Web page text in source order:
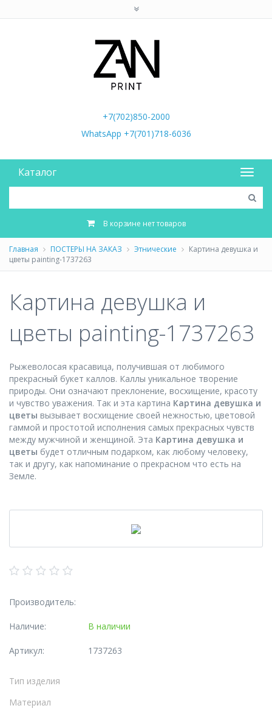
+7(702)850-2000
WhatsApp +7(701)718-6036
Каталог
В корзине нет товаров
Главная ПОСТЕРЫ НА ЗАКАЗ Этнические
Картина девушка и
цветы painting-1737263
Картина девушка и
цветы painting-1737263
Рыжеволосая красавица, получившая от любимого
прекрасный букет каллов. Каллы уникальное творение
природы. Они означают преклонение, восхищение, красоту
и чувство уважения. Так и эта картина Картина девушка и
цветы вызывает восхищение своей нежностью, цветовой
гаммой и простотой исполнения самых прекрасных чувств
между мужчиной и женщиной. Эта Картина девушка и
цветы будет отличным подарком, как любому человеку,
так и другу, как напоминание о прекрасном что есть на
Земле.
Производитель:
Наличие: В наличии
Артикул: 1737263
Тип изделия
Материал